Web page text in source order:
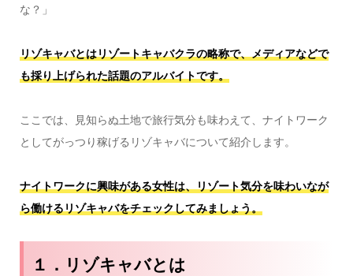
な？」
リゾキャバとはリゾートキャバクラの略称で、メディアなどで
も採り上げられた話題のアルバイトです。
ここでは、見知らぬ土地で旅行気分も味わえて、ナイトワーク
としてがっつり稼げるリゾキャバについて紹介します。
ナイトワークに興味がある女性は、リゾート気分を味わいなが
ら働けるリゾキャバをチェックしてみましょう。
１．リゾキャバとは